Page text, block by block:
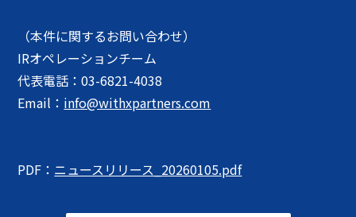
（本件に関するお問い合わせ）
IRオペレーションチーム
代表電話：03-6821-4038
Email： info@withxpartners.com
PDF： ニュースリリース_20260105.pdf